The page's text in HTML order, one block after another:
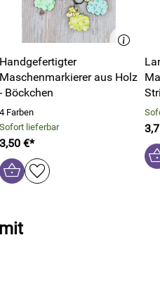
die tatsächlichen Farben
Lärchenstr. 35 53947
Handgefertigter
Maschenmarkierer aus Holz
- Böckchen
4 Farben
Sofort lieferbar
3,50 €*